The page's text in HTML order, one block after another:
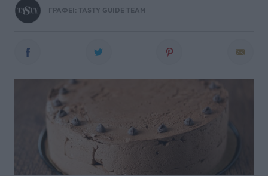
ΓΡΑΦΕΙ: TASTY GUIDE TEAM